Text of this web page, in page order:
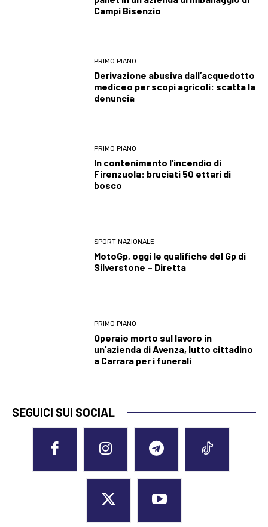
Campi Bisenzio
PRIMO PIANO
Derivazione abusiva dall’acquedotto
mediceo per scopi agricoli: scatta la
denuncia
PRIMO PIANO
In contenimento l’incendio di
Firenzuola: bruciati 50 ettari di
bosco
SPORT NAZIONALE
MotoGp, oggi le qualifiche del Gp di
Silverstone – Diretta
PRIMO PIANO
Operaio morto sul lavoro in
un’azienda di Avenza, lutto cittadino
a Carrara per i funerali
SEGUICI SUI SOCIAL